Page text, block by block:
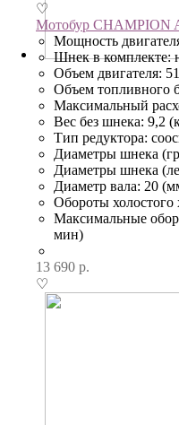
♡
Мотобур CHAMPION
Мощность
Шнек в комплекте:
Объем двигателя:
Объем топливного
Максимальный
Вес без шнека: 9,2
Тип редуктора:
Диаметры шнека
Диаметры шнека
Диаметр вала: 20
Обороты
Максимальные
мин)
13 690 р.
♡